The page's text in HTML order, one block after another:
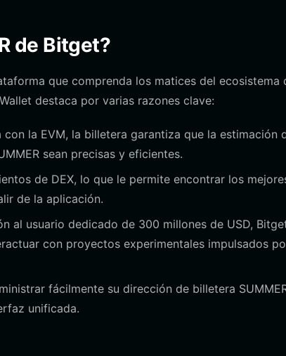
de Bitget?
que comprenda los matices del ecosistema
destaca por varias razones clave:
la EVM, la billetera garantiza que la estimación
sean precisas y eficientes.
de DEX, lo que le permite encontrar los
de la aplicación.
al usuario dedicado de 300 millones de USD,
con proyectos experimentales impulsados
fácilmente su dirección de billetera
unificada.